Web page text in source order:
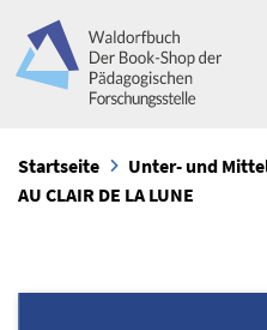
Startseite Unter- und
AU CLAIR DE LA LUNE